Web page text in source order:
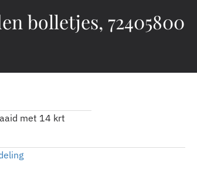
bolletjes, 72405800
met 14 krt